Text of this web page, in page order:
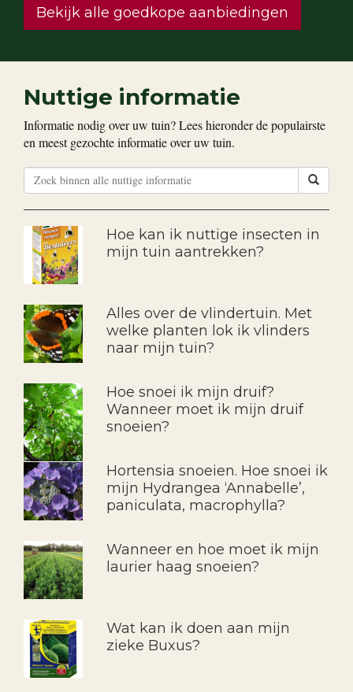
Bekijk alle goedkope aanbiedingen
Nuttige informatie
Informatie nodig over uw tuin? Lees hieronder de populairste
en meest gezochte informatie over uw tuin.
Hoe kan ik nuttige insecten in
mijn tuin aantrekken?
Alles over de vlindertuin. Met
welke planten lok ik vlinders
naar mijn tuin?
Hoe snoei ik mijn druif?
Wanneer moet ik mijn druif
snoeien?
Hortensia snoeien. Hoe snoei ik
mijn Hydrangea ‘Annabelle’,
paniculata, macrophylla?
Wanneer en hoe moet ik mijn
laurier haag snoeien?
Wat kan ik doen aan mijn
zieke Buxus?